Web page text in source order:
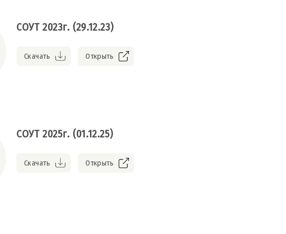
СОУТ 2023г. (29.12.23)
Скачать Открыть
СОУТ 2025г. (01.12.25)
Скачать Открыть